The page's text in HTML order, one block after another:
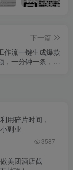
下一篇
作流一键生成爆款
，一分钟一条，单
用碎片时间，
副业
3587
美团酒店截